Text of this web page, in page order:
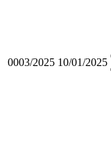
0003/2025 10/01/2025